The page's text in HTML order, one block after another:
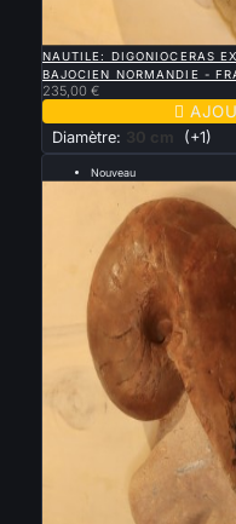
NAUTILE: DIGONIOCERAS
BAJOCIEN NORMANDIE -
235,00 €

Diamètre: 30 cm (+1)
Nouveau
--- 24 cm ---